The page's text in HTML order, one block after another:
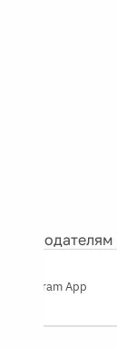
Рекламодателям
Telegram App